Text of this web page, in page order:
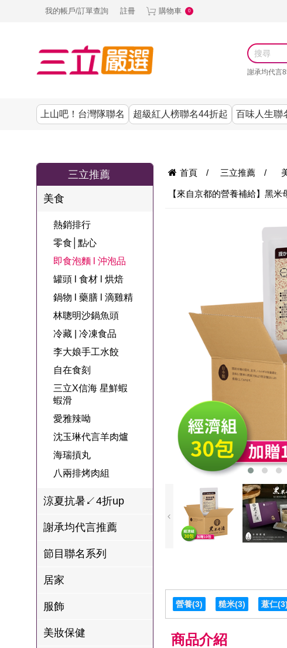
我的帳戶/訂單查詢 註冊 購物車 0
謝承均代言
上山吧！台灣隊聯名 超級紅人榜聯名44折起 百味人生聯
古溜x五秀園
熱銷排行
夜聯名
超級紅人榜聯
名
百味人生戲劇
型男大主廚聯
名
節目聯名商品
推薦
熱銷排行
品
罐頭 l 食材 l 烘
焙
鍋物 l 藥膳 l 滴
雞精
林聰明沙鍋魚
冷藏 | 冷凍食品
李大娘手工水
餃
三立X信海 星
鮮蝦蝦滑
肉爐
海瑞摃丸
八兩排烤肉組
熱銷排行
清潔用品
寢具│床墊
宗教開運
ELVIS愛菲斯
Astonish英國潔
雨揚老師開運
金健康石墨烯
台塑生醫
熱銷排行
機能服飾
配件
PP波瑟楓妮品
牌館
養生|保健
池昌旭代言
Bello. U
OUR FAMILY
一家人
甘味人生
狀元堂牛樟芝
熱銷排行
女內褲
男內褲
NEONER
熱銷排行
美容專區
涼夏家電
3C
1MORE耳機
韓國
SKINASSET
甘味人生鍵力
肽↙85折
百味人生
三立推薦
美食
熱銷排行
零食│點心
即食泡麵 l 沖泡品
罐頭 l 食材 l 烘焙
鍋物 l 藥膳 l 滴雞精
林聰明沙鍋魚頭
冷藏 | 冷凍食品
李大娘手工水餃
自在食刻
三立X信海 星鮮蝦
蝦滑
愛雅辣呦
沈玉琳代言羊肉爐
海瑞摃丸
八兩排烤肉組
涼夏抗暑↙4折up
謝承均代言推薦
節目聯名系列
居家
服飾
美妝保健
首頁 / 三立推薦 /
【來自京都的營養補給】黑
營養(3) 糙米(3) 薏仁(3)
商品介紹